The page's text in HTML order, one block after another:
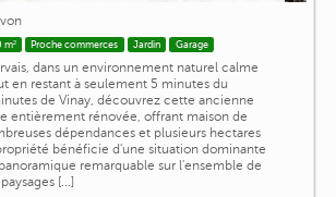
m² Proche commerces Jardin Garage
dans un environnement naturel calme
en restant à seulement 5 minutes du
de Vinay, découvrez cette ancienne
entièrement rénovée, offrant maison de
dépendances et plusieurs hectares
bénéficie d'une situation dominante
remarquable sur l'ensemble de
[...]